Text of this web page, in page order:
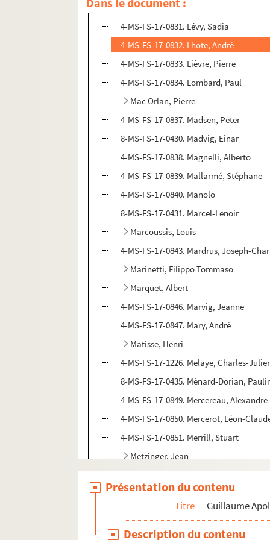
8-MS-FS-17-0428. Level, André
4-MS-FS-17-0831. Lévy, Sadia
4-MS-FS-17-0832. Lhote, André
4-MS-FS-17-0833. Lièvre, Pierre
4-MS-FS-17-0834. Lombard, Paul
Mac Orlan, Pierre
4-MS-FS-17-0837. Madsen, Peter
8-MS-FS-17-0430. Madvig, Einar
4-MS-FS-17-0838. Magnelli, Alberto
4-MS-FS-17-0839. Mallarmé, Stéphane
4-MS-FS-17-0840. Manolo
8-MS-FS-17-0431. Marcel-Lenoir
Marcoussis, Louis
4-MS-FS-17-0843. Mardrus, Joseph-
Marinetti, Filippo Tommaso
Marquet, Albert
4-MS-FS-17-0846. Marvig, Jeanne
4-MS-FS-17-0847. Mary, André
Matisse, Henri
4-MS-FS-17-1226. Melaye, Charles-
8-MS-FS-17-0435. Ménard-Dorian,
4-MS-FS-17-0849. Mercereau, Alexandre
4-MS-FS-17-0850. Mercerot, Léon-
4-MS-FS-17-0851. Merrill, Stuart
Metzinger, Jean
8-MS-FS-17-0436. Meyerhold, Vsevolod
4-MS-FS-17-0854. Meyer-Sée, Robert
Milhau, Eleanor et famille de
4-MS-FS-17-0856. Milosz, Oskar
Présentation du contenu
Titre Guillaume
Description du contenu